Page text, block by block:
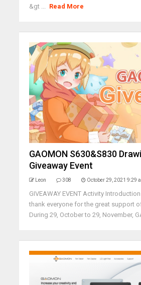
&gt ... Read More
GAOMON S630&S830
Giveaway Event
Leon 308 October 29, 2021 9:29
GIVEAWAY EVENT Activity
thank everyone for the great support
During 29, October to 29, November,